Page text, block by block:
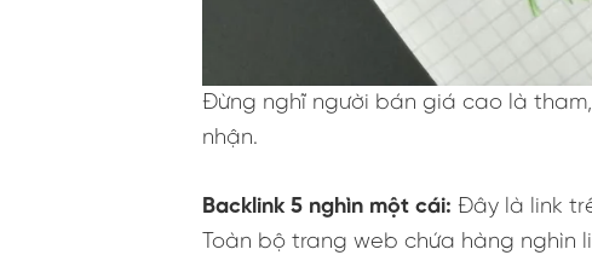
Đừng nghĩ người bán giá cao là
nhận.
Backlink 5 nghìn một cái: Đây là link
Toàn bộ trang web chứa hàng